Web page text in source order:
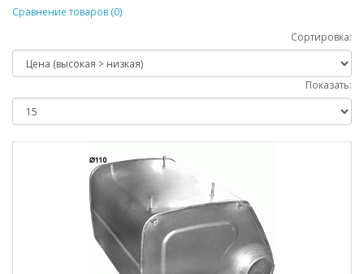
Сравнение товаров (0)
Сортировка:
Показать: